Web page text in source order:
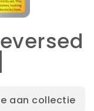
aan collectie